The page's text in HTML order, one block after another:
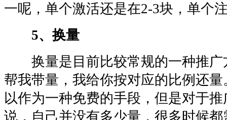
一呢，单个激活还是在2-3块，单个
5、换量
换量是目前比较常规的一种推广
帮我带量，我给你按对应的比例还
以作为一种免费的手段，但是对于
说，自己并没有多少量，很多时候